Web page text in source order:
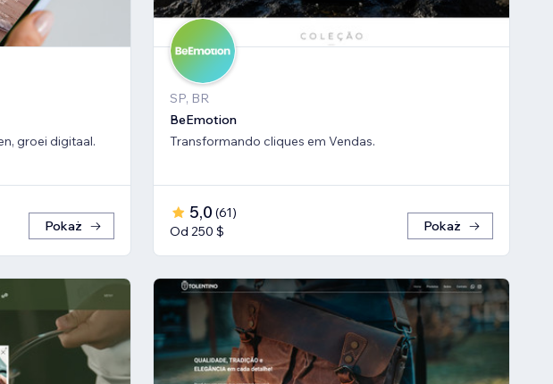
groei digitaal.
Pokaż
SP, BR
BeEmotion
Transformando cliques em Vendas.
5,0 (61)
Od 250 $
Pokaż